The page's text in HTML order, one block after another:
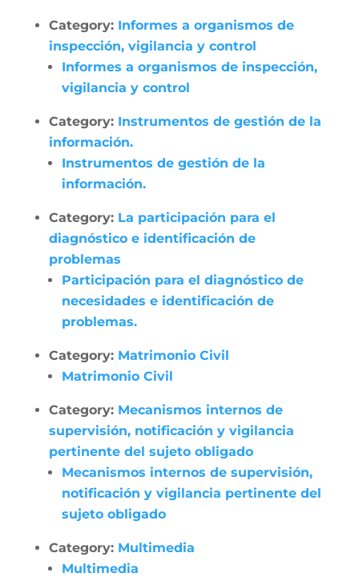
Category: Informes a organismos de
inspección, vigilancia y control
Informes a organismos de inspección,
vigilancia y control
Category: Instrumentos de gestión de la
información.
Instrumentos de gestión de la
información.
Category: La participación para el
diagnóstico e identificación de
problemas
Participación para el diagnóstico de
necesidades e identificación de
problemas.
Category: Matrimonio Civil
Matrimonio Civil
Category: Mecanismos internos de
supervisión, notificación y vigilancia
pertinente del sujeto obligado
Mecanismos internos de supervisión,
notificación y vigilancia pertinente del
sujeto obligado
Category: Multimedia
Multimedia